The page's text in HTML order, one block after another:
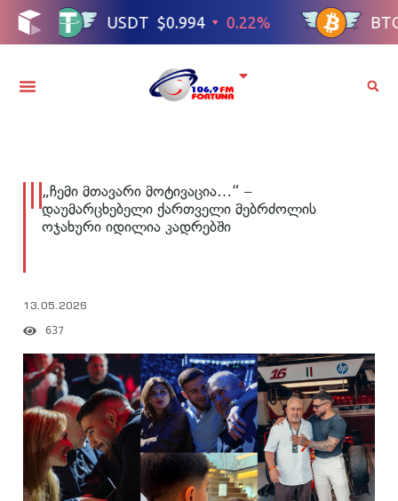
„ჩემი მთავარი მოტივაცია…“ –
დაუმარცხებელი ქართველი მებრძოლის
ოჯახური იდილია კადრებში
13.05.2026
637